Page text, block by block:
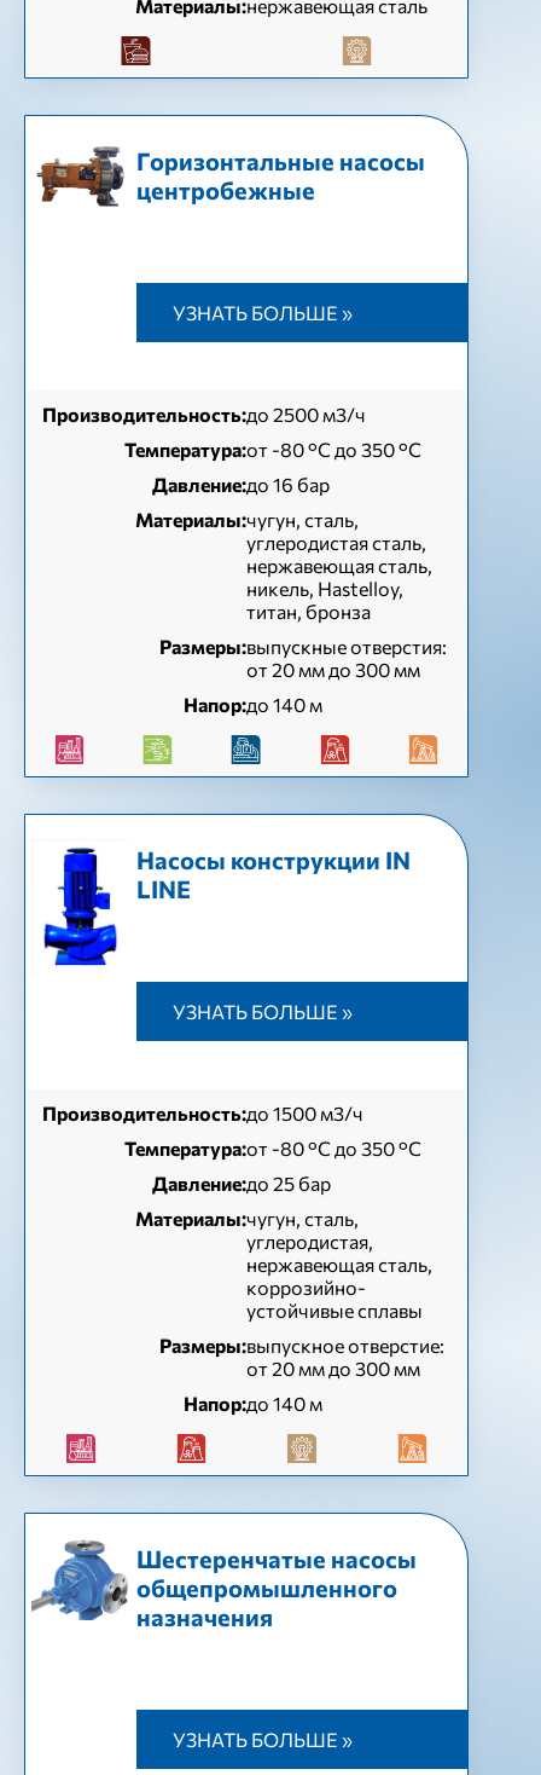
Материалы:нержавеющая сталь
Горизонтальные насосы
центробежные
УЗНАТЬ БОЛЬШЕ »
Производительность:до 2500 м3/ч
Температура:от -80 °C до 350 °C
Давление:до 16 бар
Материалы:чугун, сталь,
углеродистая сталь,
нержавеющая сталь,
никель, Hastelloy,
титан, бронза
Размеры:выпускные отверстия:
от 20 мм до 300 мм
Напор:до 140 м
Насосы конструкции IN
LINE
УЗНАТЬ БОЛЬШЕ »
Производительность:до 1500 м3/ч
Температура:от -80 °C до 350 °C
Давление:до 25 бар
Материалы:чугун, сталь,
углеродистая,
нержавеющая сталь,
коррозийно-
устойчивые сплавы
Размеры:выпускное отверстие:
от 20 мм до 300 мм
Напор:до 140 м
Шестеренчатые насосы
общепромышленного
назначения
УЗНАТЬ БОЛЬШЕ »